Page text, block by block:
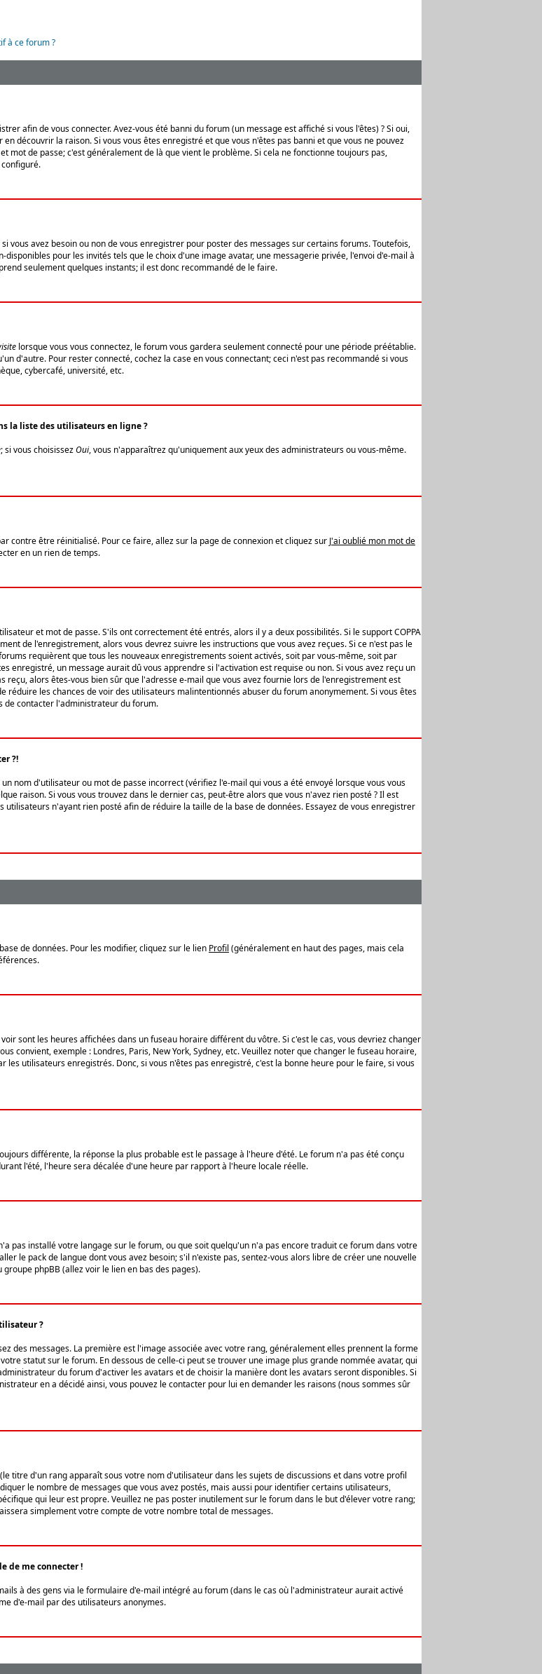
à ce forum ?
afin de vous connecter. Avez-vous été banni du forum (un message est affiché si vous l'êtes) ? Si oui,
découvrir la raison. Si vous vous êtes enregistré et que vous n'êtes pas banni et que vous ne pouvez
mot de passe; c'est généralement de là que vient le problème. Si cela ne fonctionne toujours pas,
vous avez besoin ou non de vous enregistrer pour poster des messages sur certains forums. Toutefois,
pour les invités tels que le choix d'une image avatar, une messagerie privée, l'envoi d'e-mail à
seulement quelques instants; il est donc recommandé de le faire.
lorsque vous vous connectez, le forum vous gardera seulement connecté pour une période préétablie.
d'autre. Pour rester connecté, cochez la case en vous connectant; ceci n'est pas recommandé si vous
cybercafé, université, etc.
la liste des utilisateurs en ligne ?
; si vous choisissezOui, vous n'apparaîtrez qu'uniquement aux yeux des administrateurs ou vous-même.
contre être réinitialisé. Pour ce faire, allez sur la page de connexion et cliquez sur J'ai oublié mon mot de
en un rien de temps.
et mot de passe. S'ils ont correctement été entrés, alors il y a deux possibilités. Si le support COPPA
de l'enregistrement, alors vous devrez suivre les instructions que vous avez reçues. Si ce n'est pas le
requièrent que tous les nouveaux enregistrements soient activés, soit par vous-même, soit par
enregistré, un message aurait dû vous apprendre si l'activation est requise ou non. Si vous avez reçu un
reçu, alors êtes-vous bien sûr que l'adresse e-mail que vous avez fournie lors de l'enregistrement est
réduire les chances de voir des utilisateurs malintentionnés abuser du forum anonymement. Si vous êtes
de contacter l'administrateur du forum.
?!
nom d'utilisateur ou mot de passe incorrect (vérifiez l'e-mail qui vous a été envoyé lorsque vous vous
raison. Si vous vous trouvez dans le dernier cas, peut-être alors que vous n'avez rien posté ? Il est
n'ayant rien posté afin de réduire la taille de la base de données. Essayez de vous enregistrer
de données. Pour les modifier, cliquez sur le lien Profil (généralement en haut des pages, mais cela
sont les heures affichées dans un fuseau horaire différent du vôtre. Si c'est le cas, vous devriez changer
convient, exemple : Londres, Paris, New York, Sydney, etc. Veuillez noter que changer le fuseau horaire,
utilisateurs enregistrés. Donc, si vous n'êtes pas enregistré, c'est la bonne heure pour le faire, si vous
différente, la réponse la plus probable est le passage à l'heure d'été. Le forum n'a pas été conçu
l'été, l'heure sera décalée d'une heure par rapport à l'heure locale réelle.
pas installé votre langage sur le forum, ou que soit quelqu'un n'a pas encore traduit ce forum dans votre
le pack de langue dont vous avez besoin; s'il n'existe pas, sentez-vous alors libre de créer une nouvelle
phpBB (allez voir le lien en bas des pages).
?
des messages. La première est l'image associée avec votre rang, généralement elles prennent la forme
statut sur le forum. En dessous de celle-ci peut se trouver une image plus grande nommée avatar, qui
du forum d'activer les avatars et de choisir la manière dont les avatars seront disponibles. Si
en a décidé ainsi, vous pouvez le contacter pour lui en demander les raisons (nous sommes sûr
titre d'un rang apparaît sous votre nom d'utilisateur dans les sujets de discussions et dans votre profil
le nombre de messages que vous avez postés, mais aussi pour identifier certains utilisateurs,
qui leur est propre. Veuillez ne pas poster inutilement sur le forum dans le but d'élever votre rang;
simplement votre compte de votre nombre total de messages.
de me connecter !
à des gens via le formulaire d'e-mail intégré au forum (dans le cas où l'administrateur aurait activé
d'e-mail par des utilisateurs anonymes.